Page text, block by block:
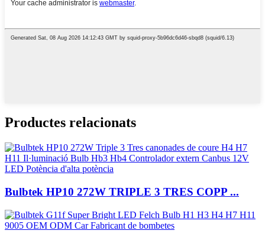
Productes relacionats
Bulbtek HP10 272W TRIPLE 3 TRES COPP ...